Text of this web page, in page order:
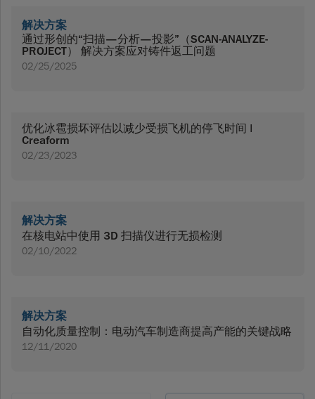
解决方案
通过形创的“扫描—分析—投影”（SCAN-ANALYZE-
PROJECT） 解决方案应对铸件返工问题
02/25/2025
优化冰雹损坏评估以减少受损飞机的停飞时间 |
Creaform
02/23/2023
解决方案
在核电站中使用 3D 扫描仪进行无损检测
02/10/2022
解决方案
自动化质量控制：电动汽车制造商提高产能的关键战略
12/11/2020